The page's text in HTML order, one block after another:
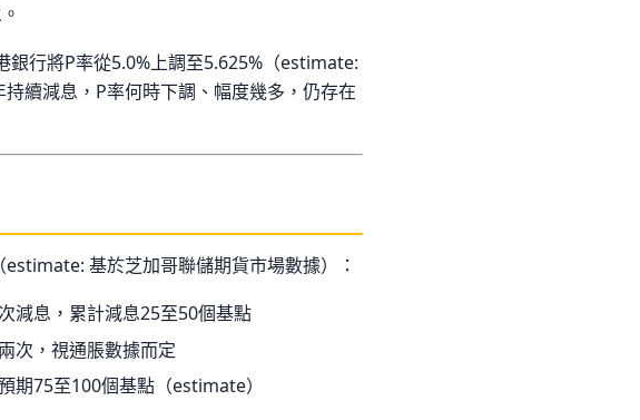
行將P率從5.0%上調至5.625%（estimate:
續減息，P率何時下調、幅度幾多，仍存在
基於芝加哥聯儲期貨市場數據）：
減息，累計減息25至50個基點
次，視通脹數據而定
期75至100個基點（estimate）